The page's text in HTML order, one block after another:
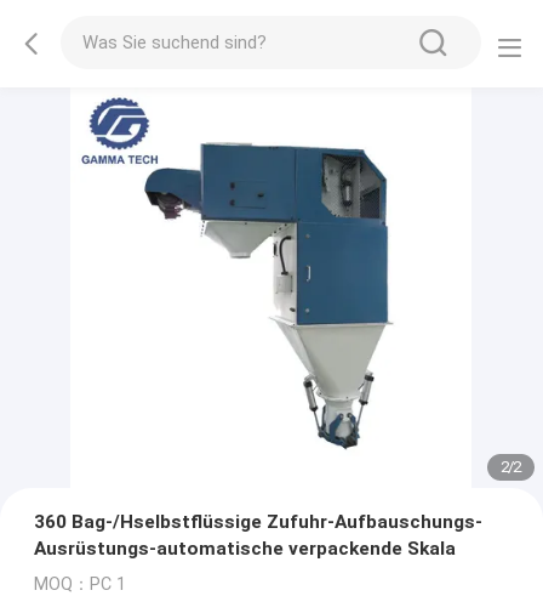
2/2
360 Bag-/Hselbstflüssige Zufuhr-Aufbauschungs-
Ausrüstungs-automatische verpackende Skala
MOQ：PC 1